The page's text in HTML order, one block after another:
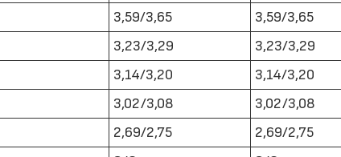
3,59/3,65
3,59/3,65
3,23/3,29
3,23/3,29
3,14/3,20
3,14/3,20
3,02/3,08
3,02/3,08
2,69/2,75
2,69/2,75
22/07/2026 29/07/2026